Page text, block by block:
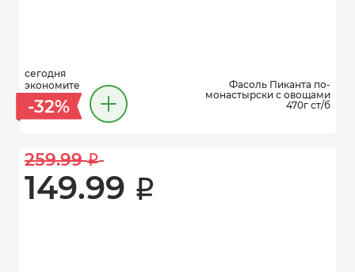
сегодня
экономите
-32%
Фасоль Пиканта по-
монастырски с овощами
470г ст/б
259.99 i
149.99 i